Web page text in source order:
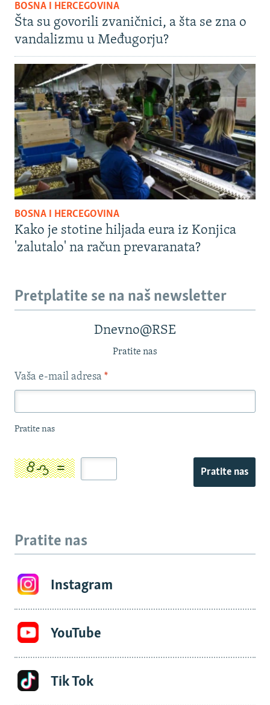
BOSNA I HERCEGOVINA
Šta su govorili zvaničnici, a šta se zna o
vandalizmu u Međugorju?
BOSNA I HERCEGOVINA
Kako je stotine hiljada eura iz Konjica
'zalutalo' na račun prevaranata?
Pretplatite se na naš newsletter
Dnevno@RSE
Pratite nas
Vaša e-mail adresa *
Pratite nas
Pratite nas
Pratite nas
Instagram
YouTube
Tik Tok